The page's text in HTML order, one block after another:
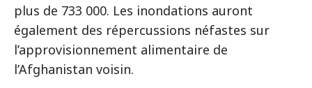
plus de 733 000. Les inondations auront
également des répercussions néfastes sur
l’approvisionnement alimentaire de
l’Afghanistan voisin.